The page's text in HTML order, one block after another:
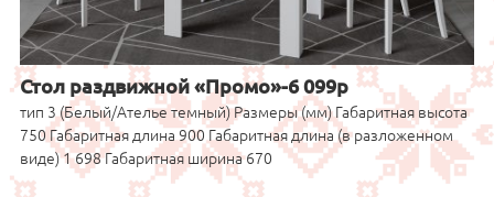
Стол раздвижной «Промо»-6 099р
тип 3 (Белый/Ателье темный) Размеры (мм) Габаритная высота
750 Габаритная длина 900 Габаритная длина (в разложенном
виде) 1 698 Габаритная ширина 670